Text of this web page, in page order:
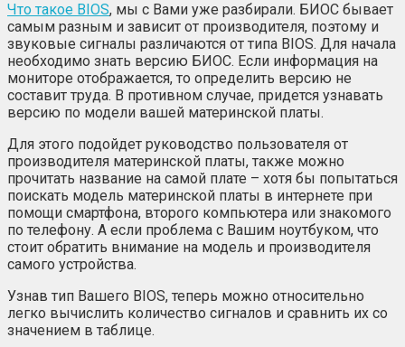
Что такое BIOS, мы с Вами уже разбирали. БИОС бывает
самым разным и зависит от производителя, поэтому и
звуковые сигналы различаются от типа BIOS. Для начала
необходимо знать версию БИОС. Если информация на
мониторе отображается, то определить версию не
составит труда. В противном случае, придется узнавать
версию по модели вашей материнской платы.
Для этого подойдет руководство пользователя от
производителя материнской платы, также можно
прочитать название на самой плате – хотя бы попытаться
поискать модель материнской платы в интернете при
помощи смартфона, второго компьютера или знакомого
по телефону. А если проблема с Вашим ноутбуком, что
стоит обратить внимание на модель и производителя
самого устройства.
Узнав тип Вашего BIOS, теперь можно относительно
легко вычислить количество сигналов и сравнить их со
значением в таблице.